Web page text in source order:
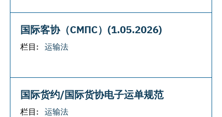
国际客协（СМПС）(1.05.2026)
栏目: 运输法
国际货约/国际货协电子运单规范
栏目: 运输法